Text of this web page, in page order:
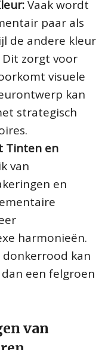
Vaak wordt
paar als
de andere kleur
zorgt voor
visuele
kan
strategisch
Tinten en
van
en
harmonieën.
donkerrood kan
een felgroen
van